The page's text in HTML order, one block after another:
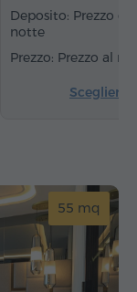
via cavo
Tè/Caffè
Deposito: Prezzo
notte
Prezzo al
Scegliere
55 mq